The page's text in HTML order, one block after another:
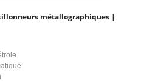
métallographiques |